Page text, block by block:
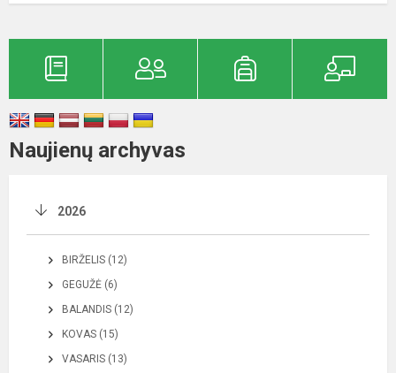
Naujienų archyvas
2026
BIRŽELIS (12)
GEGUŽĖ (6)
BALANDIS (12)
KOVAS (15)
VASARIS (13)